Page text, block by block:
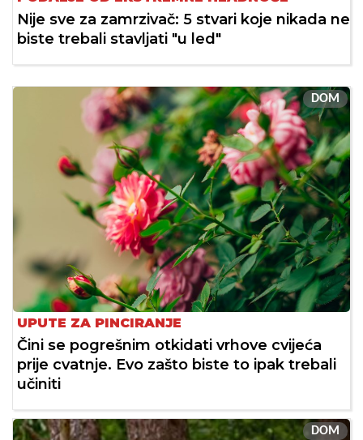
Nije sve za zamrzivač: 5 stvari koje nikada ne
biste trebali stavljati "u led"
DOM
UPUTE ZA PINCIRANJE
Čini se pogrešnim otkidati vrhove cvijeća
prije cvatnje. Evo zašto biste to ipak trebali
učiniti
DOM